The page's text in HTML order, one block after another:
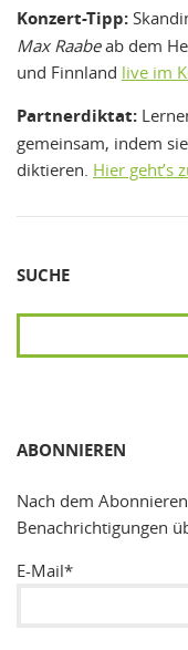
Konzert-Tipp:
Max Raabeab dem
und Finnland live im
Partnerdiktat:
gemeinsam, indem
diktieren. Hier geht’s
SUCHE
ABONNIEREN
Nach dem
Benachrichtigungen
E-Mail*